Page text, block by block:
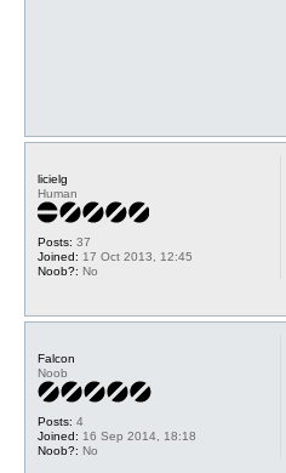
licielg
Human
Posts: 37
Joined: 17 Oct 2013, 12:45
Noob?: No
Falcon
Noob
Posts: 4
Joined: 16 Sep 2014, 18:18
Noob?: No